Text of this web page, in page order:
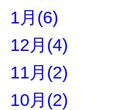
1月(6)
12月(4)
11月(2)
10月(2)